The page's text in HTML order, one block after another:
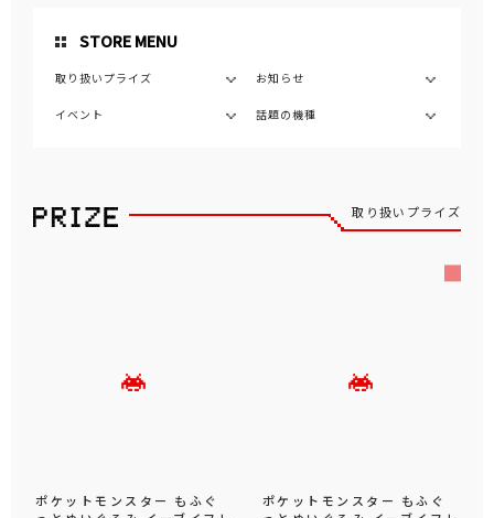
STORE MENU
取り扱いプライズ お知らせ
イベント 話題の機種
取り扱いプライズ
ポケットモンスター もふぐ
ポケットモンスター もふぐ